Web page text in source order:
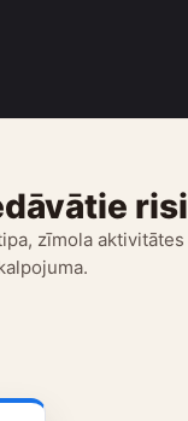
zīmola